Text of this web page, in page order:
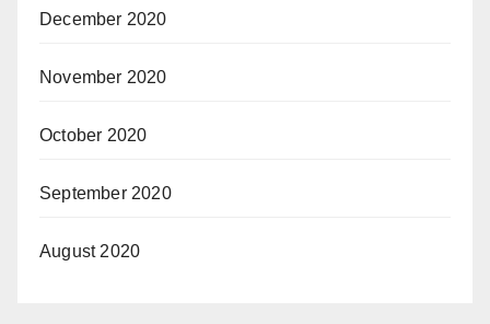
December 2020
November 2020
October 2020
September 2020
August 2020